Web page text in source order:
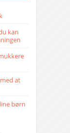
kan
at
børn